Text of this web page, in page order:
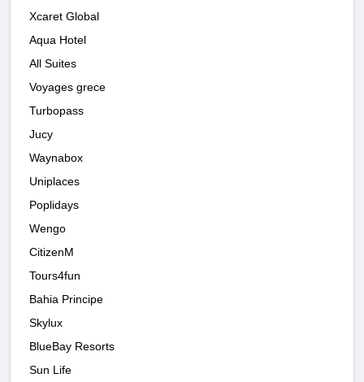
Xcaret Global
Aqua Hotel
All Suites
Voyages grece
Turbopass
Jucy
Waynabox
Uniplaces
Poplidays
Wengo
CitizenM
Tours4fun
Bahia Principe
Skylux
BlueBay Resorts
Sun Life